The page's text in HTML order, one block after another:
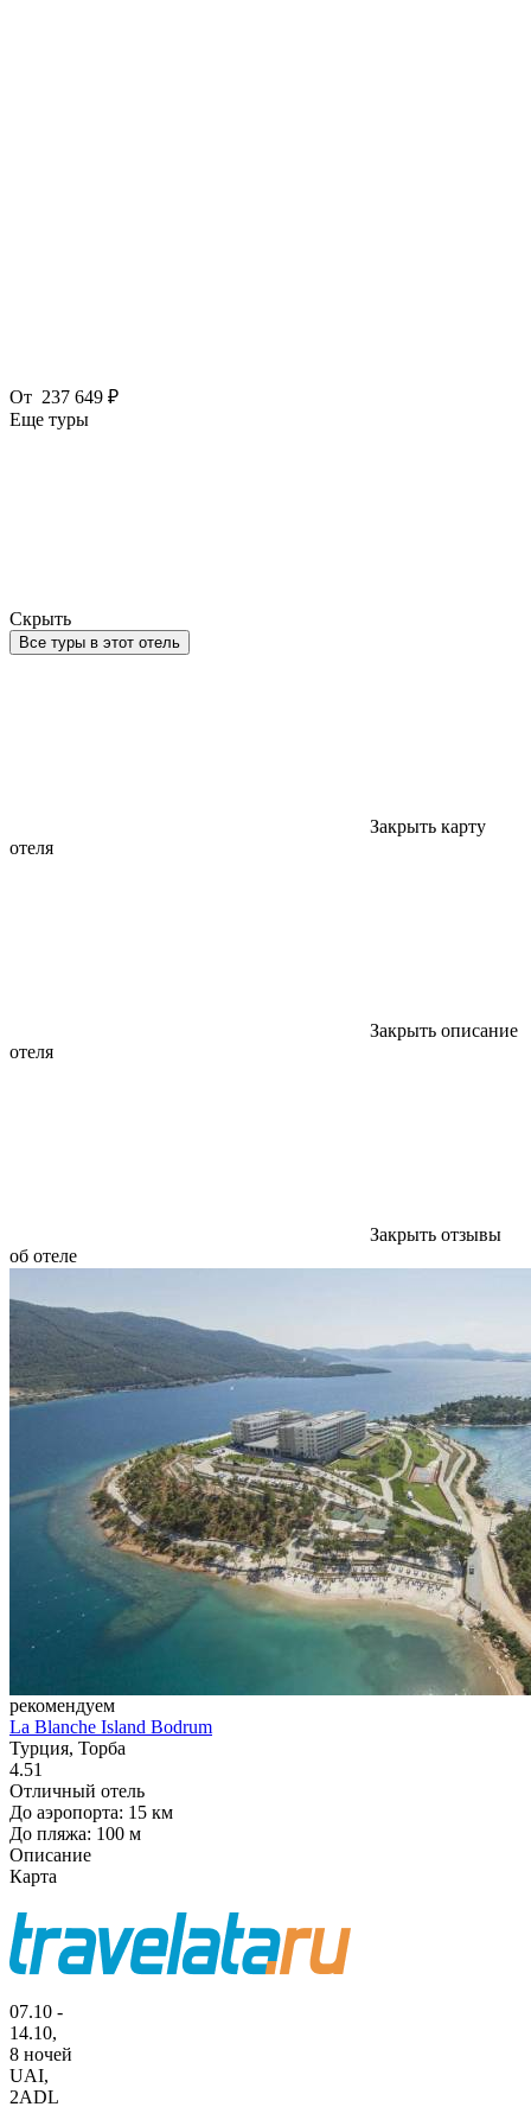
От 237 649 ₽
Еще туры
Скрыть
Все туры в этот отель
Закрыть карту
отеля
Закрыть описание
отеля
Закрыть отзывы
об отеле
рекомендуем
La Blanche Island Bodrum
Турция, Торба
4.51
Отличный отель
До аэропорта: 15 км
До пляжа: 100 м
Описание
Карта
07.10 -
14.10,
8 ночей
UAI,
2ADL